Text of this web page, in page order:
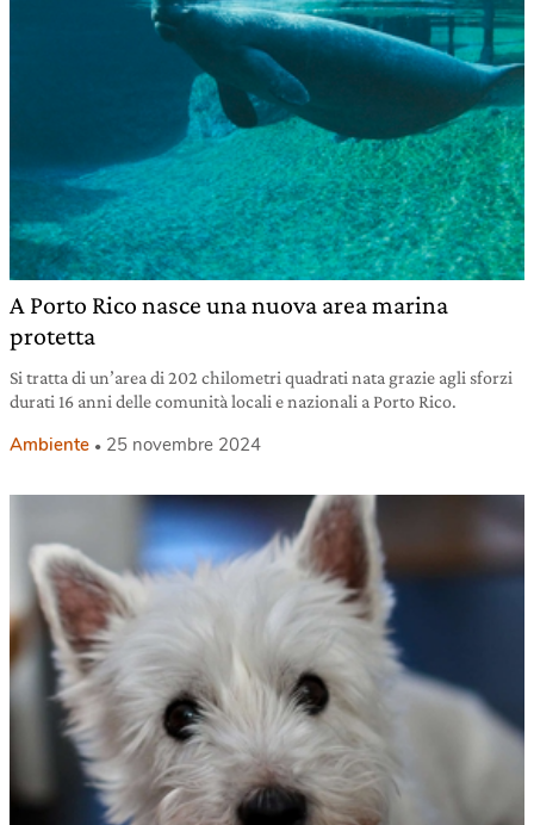
A Porto Rico nasce una nuova area marina
protetta
Si tratta di un’area di 202 chilometri quadrati nata grazie agli sforzi
durati 16 anni delle comunità locali e nazionali a Porto Rico.
Ambiente 25 novembre 2024